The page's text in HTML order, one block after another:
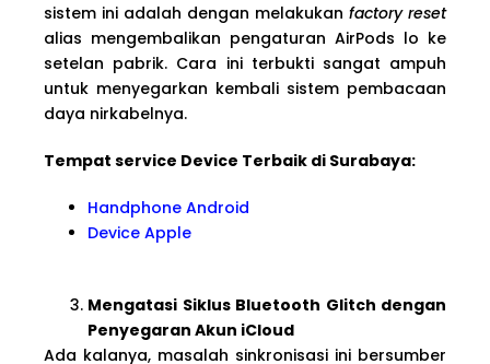
sistem ini adalah dengan melakukan factory reset
alias mengembalikan pengaturan AirPods lo ke
setelan pabrik. Cara ini terbukti sangat ampuh
untuk menyegarkan kembali sistem pembacaan
daya nirkabelnya.
Tempat service Device Terbaik di Surabaya:
Handphone Android
Device Apple
Mengatasi Siklus Bluetooth Glitch dengan
Penyegaran Akun iCloud
Ada kalanya, masalah sinkronisasi ini bersumber